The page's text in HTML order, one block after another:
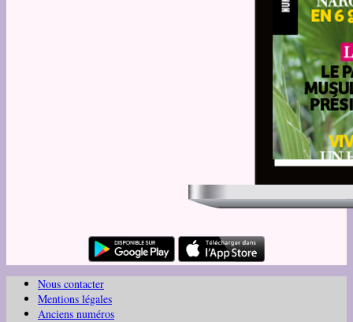
Nous contacter
Mentions légales
Anciens numéros